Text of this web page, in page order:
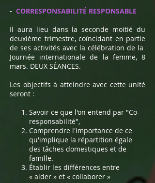
- CORRESPONSABILITÉ RESPONSABLE
Il aura lieu dans la seconde moitié du
deuxième trimestre, coïncidant en partie
de ses activités avec la célébration de la
Journée internationale de la femme, 8
mars. DEUX SÉANCES.
Les objectifs à atteindre avec cette unité
seront :
Savoir ce que l'on entend par "Co-
responsabilité",
Comprendre l'importance de ce
qu'implique la répartition égale
des tâches domestiques et de
famille.
Établir les différences entre
« aider » et « collaborer »